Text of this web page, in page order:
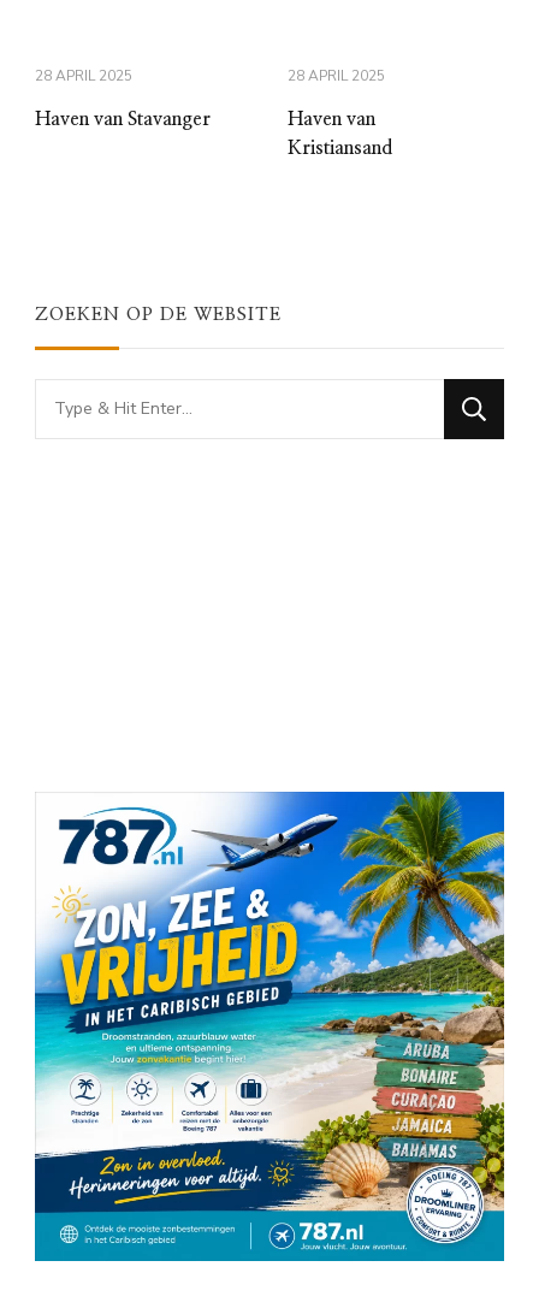
28 APRIL 2025
Haven van Stavanger
28 APRIL 2025
Haven van
Kristiansand
ZOEKEN OP DE WEBSITE
Looking
for